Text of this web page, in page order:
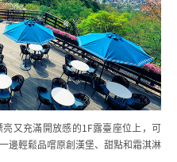
又充滿開放感的1F露臺座位上， 可
邊輕鬆品嚐原創漢堡、 甜點和霜淇淋